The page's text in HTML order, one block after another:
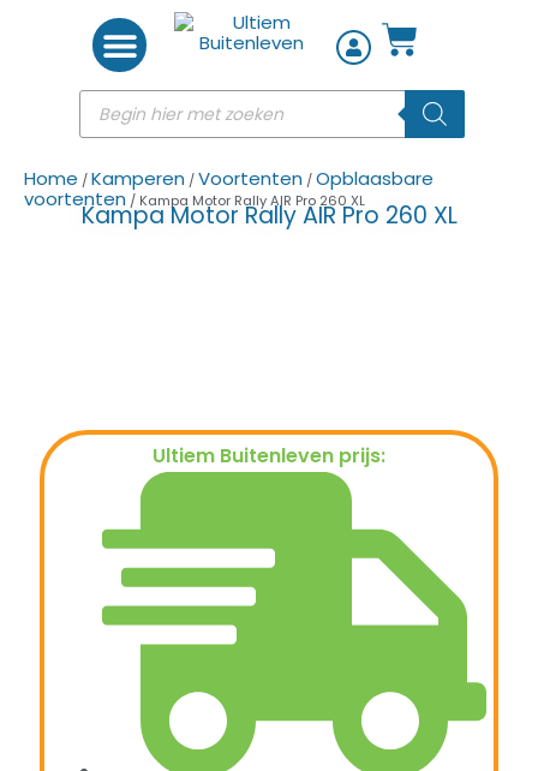
Home /Kamperen /Voortenten /Opblaasbare
voortenten / Kampa Motor Rally AIR Pro 260 XL
Kampa Motor Rally AIR Pro 260 XL
Ultiem Buitenleven prijs: